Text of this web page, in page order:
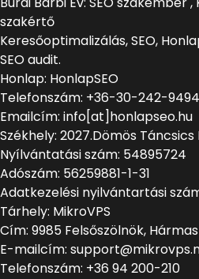
szakértő
Keresőoptimalizálás, SEO,
SEO audit.
Honlap: HonlapSEO
Telefonszám: +36-30-242-9494
Emailcím: info[at]honlapseo.hu
Székhely: 2027.Dömös Táncsics
Nyílvántatási szám: 54895724
Adószám: 56259881-1-31
Adatkezelési nyilvántartási
Tárhely: MikroVPS
Cím: 9985 Felsőszölnök,
E-mailcím:
Telefonszám: +36 94 200-210